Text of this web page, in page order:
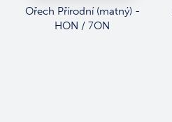
Ořech Přírodní (matný) -
HON / 7ON